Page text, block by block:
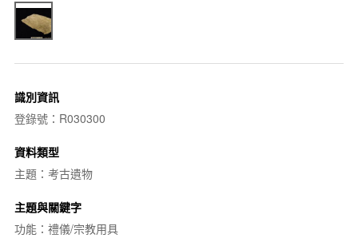
識別資訊
登錄號：R030300
資料類型
主題：考古遺物
主題與關鍵字
功能：禮儀/宗教用具